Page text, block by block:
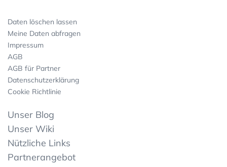
Daten löschen lassen
Meine Daten abfragen
Impressum
AGB
AGB für Partner
Datenschutzerklärung
Cookie Richtlinie
Unser Blog
Unser Wiki
Nützliche Links
Partnerangebot